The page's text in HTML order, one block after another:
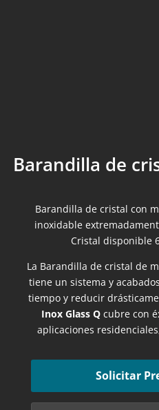
Barandilla de
Barandilla de cristal con
inoxidable
Cristal disponible
La Barandilla de cristal de
tiene un sistema y
tiempo y reducir
Inox Glass Q cubre con
aplicaciones
Solicitar